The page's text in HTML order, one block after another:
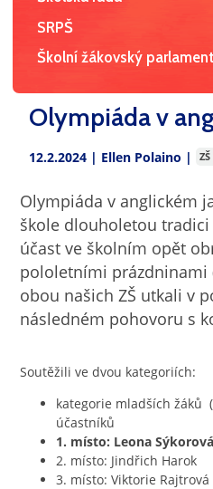
SRPŠ
Školní žákovský parlament
Olympiáda v
12.2.2024 | Ellen Polaino |
Olympiáda v anglickém
škole dlouholetou
účast ve školním opět
pololetními prázdninami
obou našich ZŠ utkali v
následném pohovoru s
Soutěžili ve dvou kategoriích:
kategorie mladších žáků
účastníků
1. místo: Leona Sýkorová
2. místo: Jindřich Harok
3. místo: Viktorie Rajtrová